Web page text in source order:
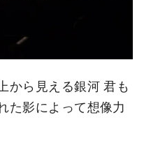
から見える銀河 君も
た影によって想像力